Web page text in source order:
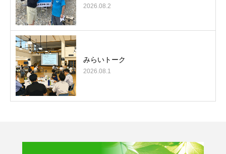
2026.08.2
みらいトーク
2026.08.1